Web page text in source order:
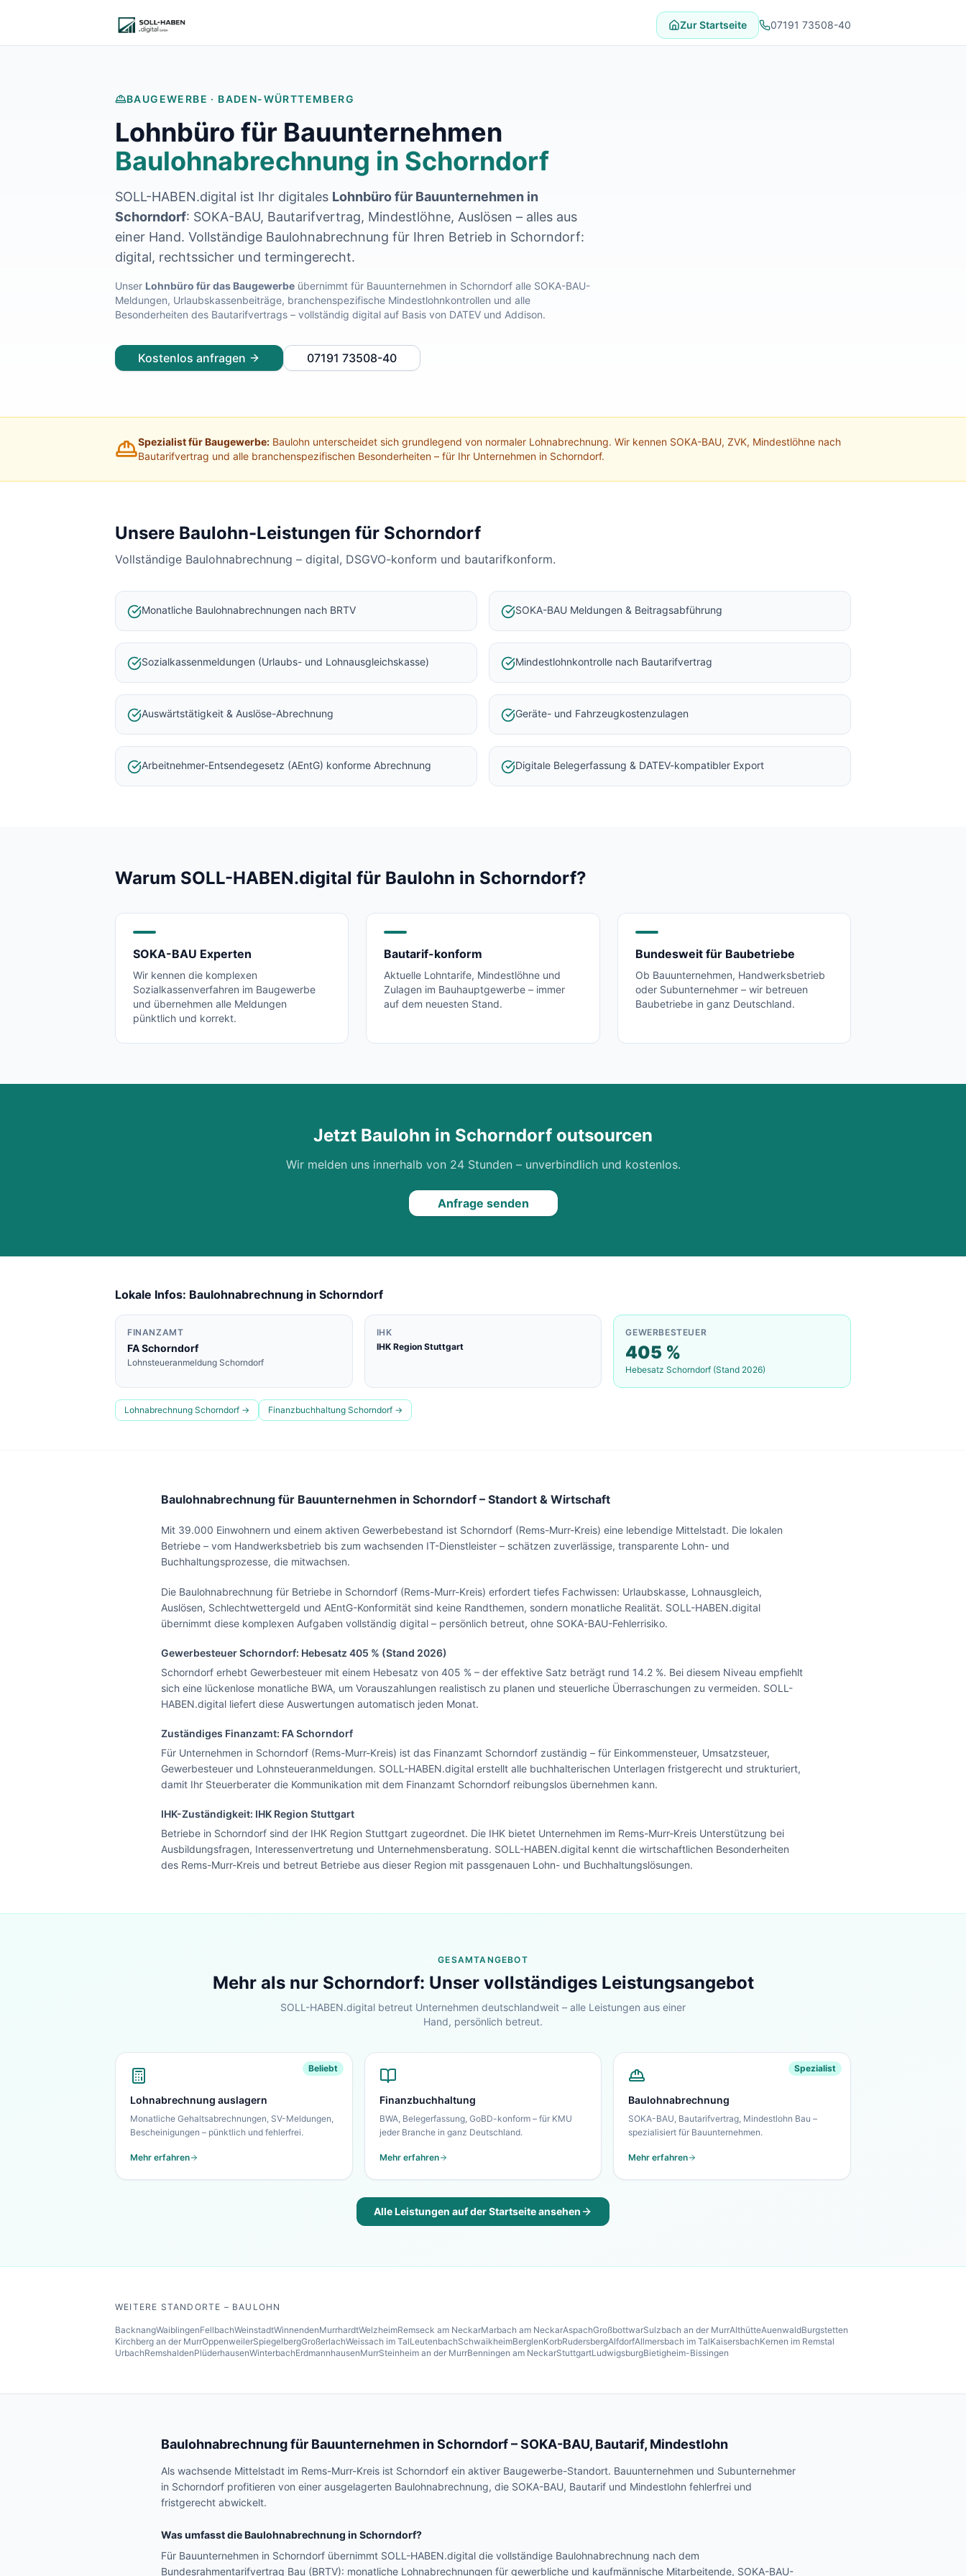
Sehen Sie unser komplettes Angebot für Ihr
Unternehmen – in 30 Sekunden alles auf einen
Blick.
Nein danke, ich bleibe auf dieser Seite
Zur Startseite 07191 73508-40
BAUGEWERBE · BADEN-WÜRTTEMBERG
Lohnbüro für Bauunternehmen
Baulohnabrechnung in Schorndorf
SOLL-HABEN.digital ist Ihr digitales Lohnbüro für Bauunternehmen in
Schorndorf: SOKA-BAU, Bautarifvertrag, Mindestlöhne, Auslösen – alles aus
einer Hand. Vollständige Baulohnabrechnung für Ihren Betrieb in Schorndorf:
digital, rechtssicher und termingerecht.
Unser Lohnbüro für das Baugewerbe übernimmt für Bauunternehmen in Schorndorf alle SOKA-BAU-
Meldungen, Urlaubskassenbeiträge, branchenspezifische Mindestlohnkontrollen und alle
Besonderheiten des Bautarifvertrags – vollständig digital auf Basis von DATEV und Addison.
Kostenlos anfragen 07191 73508-40
Spezialist für Baugewerbe: Baulohn unterscheidet sich grundlegend von normaler Lohnabrechnung. Wir kennen SOKA-BAU, ZVK, Mindestlöhne nach
Bautarifvertrag und alle branchenspezifischen Besonderheiten – für Ihr Unternehmen in Schorndorf.
Unsere Baulohn-Leistungen für Schorndorf
Vollständige Baulohnabrechnung – digital, DSGVO-konform und bautarifkonform.
Monatliche Baulohnabrechnungen nach BRTV SOKA-BAU Meldungen & Beitragsabführung
Sozialkassenmeldungen (Urlaubs- und Lohnausgleichskasse) Mindestlohnkontrolle nach Bautarifvertrag
Auswärtstätigkeit & Auslöse-Abrechnung Geräte- und Fahrzeugkostenzulagen
Arbeitnehmer-Entsendegesetz (AEntG) konforme Abrechnung Digitale Belegerfassung & DATEV-kompatibler Export
Warum SOLL-HABEN.digital für Baulohn in Schorndorf?
SOKA-BAU Experten
Wir kennen die komplexen
Sozialkassenverfahren im Baugewerbe
und übernehmen alle Meldungen
pünktlich und korrekt.
Bautarif-konform
Aktuelle Lohntarife, Mindestlöhne und
Zulagen im Bauhauptgewerbe – immer
auf dem neuesten Stand.
Bundesweit für Baubetriebe
Ob Bauunternehmen, Handwerksbetrieb
oder Subunternehmer – wir betreuen
Baubetriebe in ganz Deutschland.
Jetzt Baulohn in Schorndorf outsourcen
Wir melden uns innerhalb von 24 Stunden – unverbindlich und kostenlos.
Anfrage senden
Lokale Infos: Baulohnabrechnung in Schorndorf
FINANZAMT
FASchorndorf
Lohnsteueranmeldung Schorndorf
IHK
IHK Region Stuttgart
GEWERBESTEUER
405 %
HebesatzSchorndorf (Stand 2026)
Lohnabrechnung Schorndorf → Finanzbuchhaltung Schorndorf →
Baulohnabrechnung für Bauunternehmen in Schorndorf – Standort & Wirtschaft
Mit 39.000 Einwohnern und einem aktiven Gewerbebestand ist Schorndorf (Rems-Murr-Kreis) eine lebendige Mittelstadt. Die lokalen
Betriebe – vom Handwerksbetrieb bis zum wachsenden IT-Dienstleister – schätzen zuverlässige, transparente Lohn- und
Buchhaltungsprozesse, die mitwachsen.
Die Baulohnabrechnung für Betriebe in Schorndorf (Rems-Murr-Kreis) erfordert tiefes Fachwissen: Urlaubskasse, Lohnausgleich,
Auslösen, Schlechtwettergeld und AEntG-Konformität sind keine Randthemen, sondern monatliche Realität. SOLL-HABEN.digital
übernimmt diese komplexen Aufgaben vollständig digital – persönlich betreut, ohne SOKA-BAU-Fehlerrisiko.
GewerbesteuerSchorndorf: Hebesatz 405 % (Stand 2026)
Schorndorf erhebt Gewerbesteuer mit einem Hebesatz von 405 % – der effektive Satz beträgt rund 14.2 %. Bei diesem Niveau empfiehlt
sich eine lückenlose monatliche BWA, um Vorauszahlungen realistisch zu planen und steuerliche Überraschungen zu vermeiden. SOLL-
HABEN.digital liefert diese Auswertungen automatisch jeden Monat.
Zuständiges Finanzamt: FASchorndorf
Für Unternehmen in Schorndorf (Rems-Murr-Kreis) ist das Finanzamt Schorndorf zuständig – für Einkommensteuer, Umsatzsteuer,
Gewerbesteuer und Lohnsteueranmeldungen. SOLL-HABEN.digital erstellt alle buchhalterischen Unterlagen fristgerecht und strukturiert,
damit Ihr Steuerberater die Kommunikation mit dem Finanzamt Schorndorf reibungslos übernehmen kann.
IHK-Zuständigkeit: IHK Region Stuttgart
Betriebe in Schorndorf sind der IHK Region Stuttgart zugeordnet. Die IHK bietet Unternehmen im Rems-Murr-Kreis Unterstützung bei
Ausbildungsfragen, Interessenvertretung und Unternehmensberatung. SOLL-HABEN.digital kennt die wirtschaftlichen Besonderheiten
des Rems-Murr-Kreis und betreut Betriebe aus dieser Region mit passgenauen Lohn- und Buchhaltungslösungen.
GESAMTANGEBOT
Mehr als nur Schorndorf: Unser vollständiges Leistungsangebot
SOLL-HABEN.digital betreut Unternehmen deutschlandweit – alle Leistungen aus einer
Hand, persönlich betreut.
Beliebt
Lohnabrechnung auslagern
Monatliche Gehaltsabrechnungen, SV-Meldungen,
Bescheinigungen – pünktlich und fehlerfrei.
Mehr erfahren
Finanzbuchhaltung
BWA, Belegerfassung, GoBD-konform – für KMU
jeder Branche in ganz Deutschland.
Mehr erfahren
Spezialist
Baulohnabrechnung
SOKA-BAU, Bautarifvertrag, Mindestlohn Bau –
spezialisiert für Bauunternehmen.
Mehr erfahren
Alle Leistungen auf der Startseite ansehen
WEITERE STANDORTE – BAULOHN
BacknangWaiblingenFellbachWeinstadtWinnendenMurrhardtWelzheimRemseck am NeckarMarbach am NeckarAspachGroßbottwarSulzbach an der MurrAlthütteAuenwaldBurgstetten
Kirchberg an der MurrOppenweilerSpiegelbergGroßerlachWeissach im TalLeutenbachSchwaikheimBerglenKorbRudersbergAlfdorfAllmersbach im TalKaisersbachKernen im Remstal
UrbachRemshaldenPlüderhausenWinterbachErdmannhausenMurrSteinheim an der MurrBenningen am NeckarStuttgartLudwigsburgBietigheim-Bissingen
Baulohnabrechnung für Bauunternehmen inSchorndorf– SOKA-BAU, Bautarif, Mindestlohn
Als wachsende Mittelstadt im Rems-Murr-Kreis ist Schorndorf ein aktiver Baugewerbe-Standort. Bauunternehmen und Subunternehmer
in Schorndorf profitieren von einer ausgelagerten Baulohnabrechnung, die SOKA-BAU, Bautarif und Mindestlohn fehlerfrei und
fristgerecht abwickelt.
Was umfasst die Baulohnabrechnung in Schorndorf?
Für Bauunternehmen in Schorndorf übernimmt SOLL-HABEN.digital die vollständige Baulohnabrechnung nach dem
Bundesrahmentarifvertrag Bau (BRTV): monatliche Lohnabrechnungen für gewerbliche und kaufmännische Mitarbeitende, SOKA-BAU-
Finanzbuchhaltung auslagern
E-Rechnung und Peppol
Lohnabrechnung Backnang
Lohnabrechnung Waiblingen
Lohnabrechnung Schorndorf
Lohnabrechnung Stuttgart
Lohnabrechnung Heilbronn
Lohnabrechnung Karlsruhe
Lohnabrechnung Mannheim
Lohnabrechnung Heidelberg
Lohnabrechnung Pforzheim
Lohnabrechnung Konstanz
Finanzbuchhaltung Stuttgart
Finanzbuchhaltung Heilbronn
Finanzbuchhaltung Karlsruhe
Finanzbuchhaltung Mannheim
Finanzbuchhaltung Heidelberg
Finanzbuchhaltung Ulm
Baulohnabrechnung Backnang
Baulohnabrechnung Stuttgart
Baulohnabrechnung Heilbronn
Baulohnabrechnung Karlsruhe